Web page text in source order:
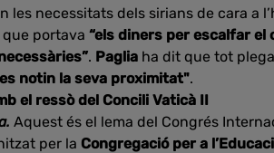
necessitats dels sirians de cara a
portava “els diners per escalfar el
. Paglia ha dit que tot
notin la seva proximitat".
el ressò del Concili Vaticà II
Aquest és el lema del Congrés
per la Congregació per a